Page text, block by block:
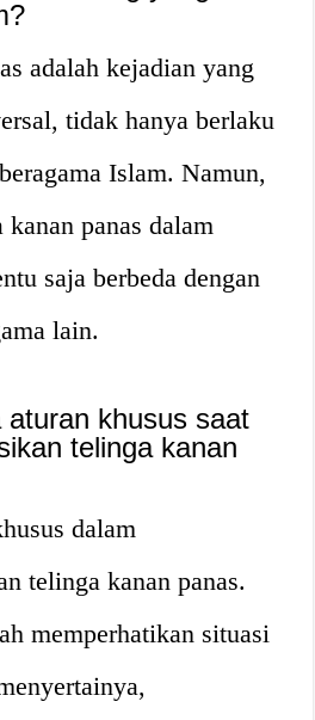
adalah kejadian yang
tidak hanya berlaku
Islam. Namun,
panas dalam
saja berbeda dengan
lain.
aturan khusus saat
telinga kanan
dalam
telinga kanan panas.
memperhatikan situasi